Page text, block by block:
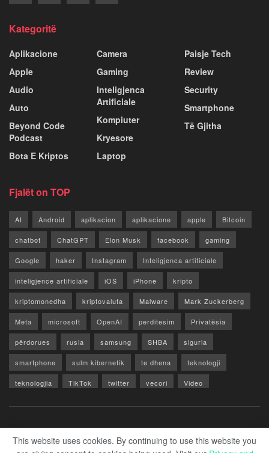
Kategoritë
Aplikacione
Apple
Audio
Auto
Beyond Code
Podcast
Bota E Kriptos
Camera
Gaming
Inteligjenca
Artificiale
Kompiuter
Kryesore
Laptop
Paisje Tech
Review
Security
Smartphone
Të Gjitha
Fjalët on TOP
AI Android aplikacion aplikacione apple Bitcoin
chatbot ChatGPT Elon Musk facebook gaming
Google haker Instagram Inteligjenca artificiale
inteligjence artificiale iOS iPhone kripto
kriptomonedha kriptovaluta Malware Mark Zuckerberg
Meta microsoft OpenAI perditesim Privatësia
përdorues rusia samsung SHBA siguria
smartphone sulm kibernetik te dhena teknologji
teknologjia TikTok twitter vecori Video
This website uses cookies. By continuing to use this website you